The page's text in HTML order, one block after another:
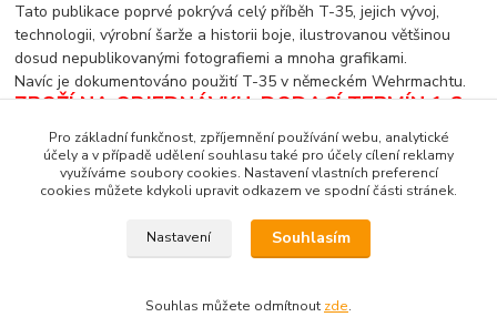
Tato publikace poprvé pokrývá celý příběh T-35, jejich vývoj,
technologii, výrobní šarže a historii boje, ilustrovanou většinou
dosud nepublikovanými fotografiemi a mnoha grafikami.
Navíc je dokumentováno použití T-35 v německém Wehrmachtu.
ZBOŽÍ NA OBJEDNÁVKU. DODACÍ TERMÍN 1-2
MĚSÍCE.DODACÍ PODMÍNKY - POUZE
DOBÍRKA!
Zboží zařazeno v kategoriích
Pro základní funkčnost, zpříjemnění používání webu, analytické
účely a v případě udělení souhlasu také pro účely cílení reklamy
využíváme soubory cookies. Nastavení vlastních preferencí
cookies můžete kdykoli upravit odkazem ve spodní části stránek.
Nastavení Souhlasím
Souhlas můžete odmítnout zde.